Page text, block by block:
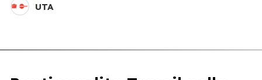
UTA